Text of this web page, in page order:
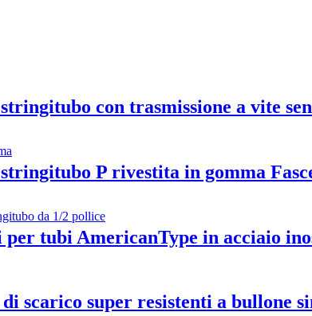
con trasmissione a vite
P rivestita in gomma
tubi AmericanType in acciaio
scarico super resistenti a bullone